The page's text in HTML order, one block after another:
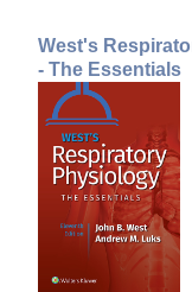
West's
- The Essentials